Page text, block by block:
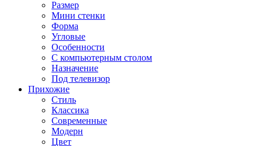
Размер
Мини стенки
Форма
Угловые
Особенности
С компьютерным столом
Назначение
Под телевизор
Прихожие
Стиль
Классика
Современные
Модерн
Цвет